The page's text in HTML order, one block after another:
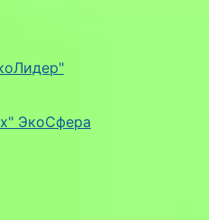
ЭкоСфера